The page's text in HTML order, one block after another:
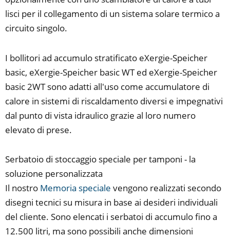
lisci per il collegamento di un sistema solare termico a
circuito singolo.
I bollitori ad accumulo stratificato eXergie-Speicher
basic, eXergie-Speicher basic WT ed eXergie-Speicher
basic 2WT sono adatti all'uso come accumulatore di
calore in sistemi di riscaldamento diversi e impegnativi
dal punto di vista idraulico grazie al loro numero
elevato di prese.
Serbatoio di stoccaggio speciale per tamponi - la
soluzione personalizzata
Il nostro Memoria speciale vengono realizzati secondo
disegni tecnici su misura in base ai desideri individuali
del cliente. Sono elencati i serbatoi di accumulo fino a
12.500 litri, ma sono possibili anche dimensioni